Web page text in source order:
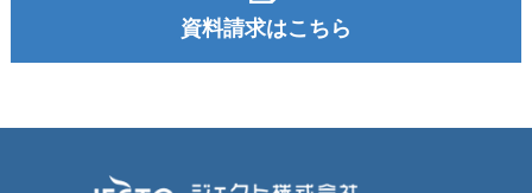
資料請求はこちら